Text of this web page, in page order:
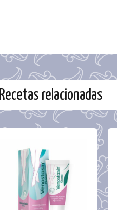
Recetas relacionadas